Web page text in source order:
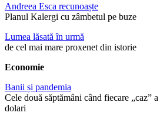
Andreea Esca recunoaște
Planul Kalergi cu zâmbetul pe buze
Lumea lăsată în urmă
de cel mai mare proxenet din istorie
Economie
Banii și pandemia
Cele două săptămâni când fiecare „caz”
dolari